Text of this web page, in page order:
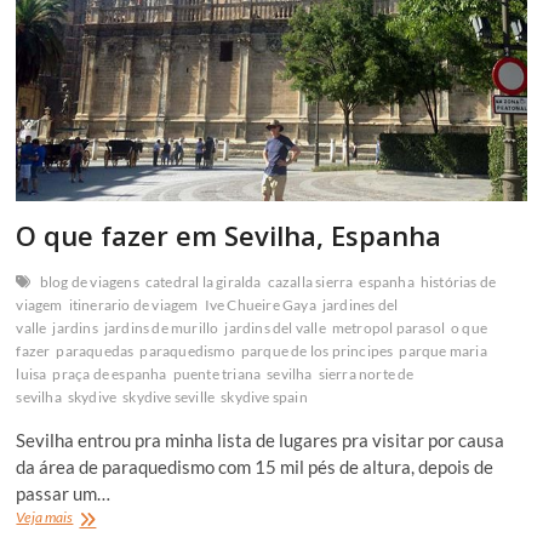
O que fazer em Sevilha, Espanha
blog de viagens catedral la giralda cazalla sierra espanha histórias de
viagem itinerario de viagem Ive Chueire Gaya jardines del
valle jardins jardins de murillo jardins del valle metropol parasol o que
fazer paraquedas paraquedismo parque de los principes parque maria
luisa praça de espanha puente triana sevilha sierra norte de
sevilha skydive skydive seville skydive spain
Sevilha entrou pra minha lista de lugares pra visitar por causa
da área de paraquedismo com 15 mil pés de altura, depois de
passar um…
Veja maisO